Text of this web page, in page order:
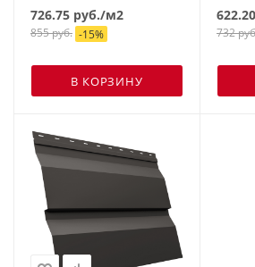
726.75 руб./м2
855руб. -15%
В КОРЗИНУ
622.20
732